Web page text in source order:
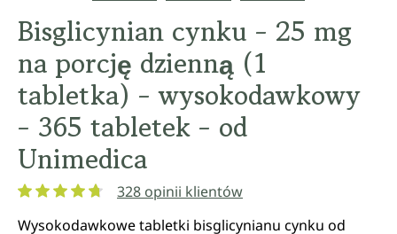
Bisglicynian cynku - 25 mg
na porcję dzienną (1
tabletka) - wysokodawkowy
- 365 tabletek - od
Unimedica
328 opinii klientów
Wysokodawkowe tabletki bisglicynianu cynku od